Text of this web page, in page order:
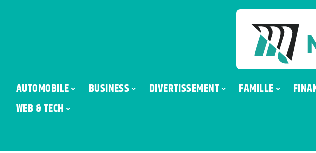
AUTOMOBILE BUSINESS DIVERTISSEMENT FAMILLE
WEB & TECH